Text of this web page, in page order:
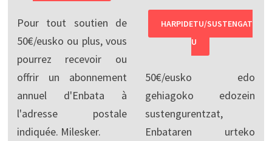
Pour tout soutien de
50€/eusko ou plus, vous
pourrez recevoir ou
offrir un abonnement
annuel d'Enbata à
l'adresse postale
indiquée. Milesker.
HARPIDETU/SUSTENGAT
U
50€/eusko edo
gehiagoko edozein
sustengurentzat,
Enbataren urteko